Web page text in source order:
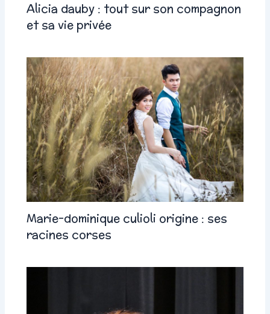
Alicia dauby : tout sur son compagnon
et sa vie privée
Marie-dominique culioli origine : ses
racines corses